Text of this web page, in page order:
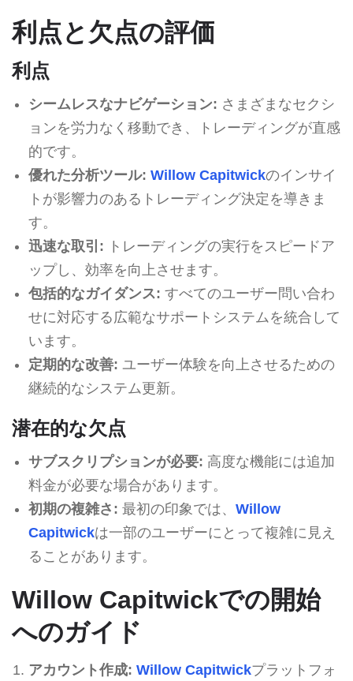
利点と欠点の評価
利点
シームレスなナビゲーション: さまざまなセクシ
ョンを労力なく移動でき、トレーディングが直感
的です。
優れた分析ツール: Willow Capitwickのインサイ
トが影響力のあるトレーディング決定を導きま
す。
迅速な取引: トレーディングの実行をスピードア
ップし、効率を向上させます。
包括的なガイダンス: すべてのユーザー問い合わ
せに対応する広範なサポートシステムを統合して
います。
定期的な改善: ユーザー体験を向上させるための
継続的なシステム更新。
潜在的な欠点
サブスクリプションが必要: 高度な機能には追加
料金が必要な場合があります。
初期の複雑さ: 最初の印象では、 Willow
Capitwickは一部のユーザーにとって複雑に見え
ることがあります。
Willow Capitwickでの開始
へのガイド
アカウント作成: Willow Capitwickプラットフォ